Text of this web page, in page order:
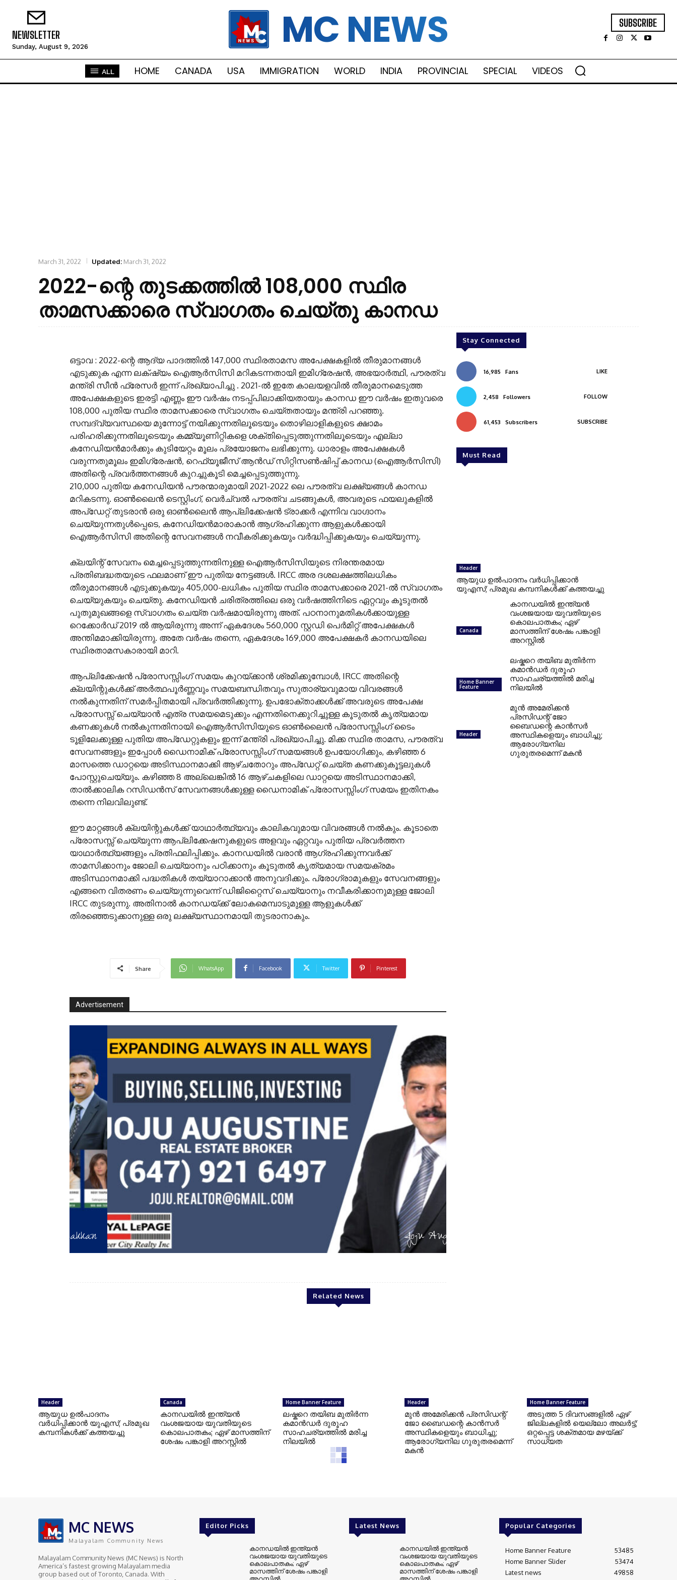
NEWSLETTER
Sunday, August 9, 2026 MC NEWS SUBSCRIBE
ALL HOME CANADA USA IMMIGRATION WORLD INDIA PROVINCIAL SPECIAL VIDEOS
March 31, 2022 Updated: March 31, 2022
2022-ന്റെ തുടക്കത്തിൽ 108,000 സ്ഥിര
താമസക്കാരെ സ്വാഗതം ചെയ്തു കാനഡ
ഒട്ടാവ : 2022-ന്റെ ആദ്യ പാദത്തിൽ 147,000 സ്ഥിരതാമസ അപേക്ഷകളിൽ തീരുമാനങ്ങൾ
എടുക്കുക എന്ന ലക്‌ഷ്യം ഐആർസിസി മറികടന്നതായി ഇമിഗ്രേഷൻ, അഭയാർത്ഥി, പൗരത്വ
മന്ത്രി സീൻ ഫ്രേസർ ഇന്ന് പ്രഖ്യാപിച്ചു . 2021-ൽ ഇതേ കാലയളവിൽ തീരുമാനമെടുത്ത
അപേക്ഷകളുടെ ഇരട്ടി എണ്ണം ഈ വർഷം നടപ്പ്പിലാക്കിയതായും കാനഡ ഈ വർഷം ഇതുവരെ
108,000 പുതിയ സ്ഥിര താമസക്കാരെ സ്വാഗതം ചെയ്തതായും മന്ത്രി പറഞ്ഞു.
സമ്പദ്‌വ്യവസ്ഥയെ മുന്നോട്ട് നയിക്കുന്നതിലൂടെയും തൊഴിലാളികളുടെ ക്ഷാമം
പരിഹരിക്കുന്നതിലൂടെയും കമ്മ്യൂണിറ്റികളെ ശക്തിപ്പെടുത്തുന്നതിലൂടെയും എല്ലാ
കനേഡിയൻമാർക്കും കുടിയേറ്റം മൂലം പ്രയോജനം ലഭിക്കുന്നു. ധാരാളം അപേക്ഷകൾ
വരുന്നതുമൂലം ഇമിഗ്രേഷൻ, റെഫ്യൂജീസ് ആൻഡ് സിറ്റിസൺഷിപ്പ് കാനഡ (ഐആർസിസി)
അതിന്റെ പ്രവർത്തനങ്ങൾ കുറച്ചുകൂടി മെച്ചപ്പെടുത്തുന്നു.
210,000 പുതിയ കനേഡിയൻ പൗരന്മാരുമായി 2021-2022 ലെ പൗരത്വ ലക്ഷ്യങ്ങൾ കാനഡ
മറികടന്നു. ഓൺലൈൻ ടെസ്റ്റിംഗ്, വെർച്വൽ പൗരത്വ ചടങ്ങുകൾ, അവരുടെ ഫയലുകളിൽ
അപ്‌ഡേറ്റ് തുടരാൻ ഒരു ഓൺലൈൻ ആപ്ലിക്കേഷൻ ട്രാക്കർ എന്നിവ വാഗ്ദാനം
ചെയ്യുന്നതുൾപ്പെടെ, കനേഡിയൻമാരാകാൻ ആഗ്രഹിക്കുന്ന ആളുകൾക്കായി
ഐആർസിസി അതിന്റെ സേവനങ്ങൾ നവീകരിക്കുകയും വർദ്ധിപ്പിക്കുകയും ചെയ്യുന്നു.
ക്ലയിന്റ് സേവനം മെച്ചപ്പെടുത്തുന്നതിനുള്ള ഐആർസിസിയുടെ നിരന്തരമായ
പ്രതിബദ്ധതയുടെ ഫലമാണ് ഈ പുതിയ നേട്ടങ്ങൾ. IRCC അര ദശലക്ഷത്തിലധികം
തീരുമാനങ്ങൾ എടുക്കുകയും 405,000-ലധികം പുതിയ സ്ഥിര താമസക്കാരെ 2021-ൽ സ്വാഗതം
ചെയ്യുകയും ചെയ്തു. കനേഡിയൻ ചരിത്രത്തിലെ ഒരു വർഷത്തിനിടെ ഏറ്റവും കൂടുതൽ
പുതുമുഖങ്ങളെ സ്വാഗതം ചെയ്ത വർഷമായിരുന്നു അത്. പഠനാനുമതികൾക്കായുള്ള
റെക്കോർഡ് 2019 ൽ ആയിരുന്നു അന്ന് ഏകദേശം 560,000 സ്റ്റഡി പെർമിറ്റ് അപേക്ഷകൾ
അന്തിമമാക്കിയിരുന്നു. അതേ വർഷം തന്നെ, ഏകദേശം 169,000 അപേക്ഷകർ കാനഡയിലെ
സ്ഥിരതാമസകാരായി മാറി.
ആപ്ലിക്കേഷൻ പ്രോസസ്സിംഗ് സമയം കുറയ്ക്കാൻ ശ്രമിക്കുമ്പോൾ, IRCC അതിന്റെ
ക്ലയിന്റുകൾക്ക് അർത്ഥപൂർണ്ണവും സമയബന്ധിതവും സുതാര്യവുമായ വിവരങ്ങൾ
നൽകുന്നതിന് സമർപ്പിതമായി പ്രവർത്തിക്കുന്നു. ഉപഭോക്താക്കൾക്ക് അവരുടെ അപേക്ഷ
പ്രോസസ്സ് ചെയ്യാൻ എത്ര സമയമെടുക്കും എന്നതിനെക്കുറിച്ചുള്ള കൂടുതൽ കൃത്യമായ
കണക്കുകൾ നൽകുന്നതിനായി ഐആർസിസിയുടെ ഓൺലൈൻ പ്രോസസ്സിംഗ് ടൈം
ടൂളിലേക്കുള്ള പുതിയ അപ്‌ഡേറ്റുകളും ഇന്ന് മന്ത്രി പ്രഖ്യാപിച്ചു. മിക്ക സ്ഥിര താമസ, പൗരത്വ
സേവനങ്ങളും ഇപ്പോൾ ഡൈനാമിക് പ്രോസസ്സിംഗ് സമയങ്ങൾ ഉപയോഗിക്കും, കഴിഞ്ഞ 6
മാസത്തെ ഡാറ്റയെ അടിസ്ഥാനമാക്കി ആഴ്‌ചതോറും അപ്‌ഡേറ്റ് ചെയ്ത കണക്കുകൂട്ടലുകൾ
പോസ്റ്റുചെയ്യും. കഴിഞ്ഞ 8 അല്ലെങ്കിൽ 16 ആഴ്‌ചകളിലെ ഡാറ്റയെ അടിസ്ഥാനമാക്കി,
താൽക്കാലിക റസിഡൻസ് സേവനങ്ങൾക്കുള്ള ഡൈനാമിക് പ്രോസസ്സിംഗ് സമയം ഇതിനകം
തന്നെ നിലവിലുണ്ട്.
ഈ മാറ്റങ്ങൾ ക്ലയിന്റുകൾക്ക് യാഥാർത്ഥ്യവും കാലികവുമായ വിവരങ്ങൾ നൽകും. കൂടാതെ
പ്രോസസ്സ് ചെയ്യുന്ന ആപ്ലിക്കേഷനുകളുടെ അളവും ഏറ്റവും പുതിയ പ്രവർത്തന
യാഥാർത്ഥ്യങ്ങളും പ്രതിഫലിപ്പിക്കും. കാനഡയിൽ വരാൻ ആഗ്രഹിക്കുന്നവർക്ക്
താമസിക്കാനും ജോലി ചെയ്യാനും പഠിക്കാനും കൂടുതൽ കൃത്യമായ സമയക്രമം
അടിസ്ഥാനമാക്കി പദ്ധതികൾ തയ്യാറാക്കാൻ അനുവദിക്കും. പ്രോഗ്രാമുകളും സേവനങ്ങളും
എങ്ങനെ വിതരണം ചെയ്യുന്നുവെന്ന് ഡിജിറ്റൈസ് ചെയ്യാനും നവീകരിക്കാനുമുള്ള ജോലി
IRCC തുടരുന്നു. അതിനാൽ കാനഡയ്ക്ക് ലോകമെമ്പാടുമുള്ള ആളുകൾക്ക്
തിരഞ്ഞെടുക്കാനുള്ള ഒരു ലക്ഷ്യസ്ഥാനമായി തുടരാനാകും.
Share WhatsApp Facebook Twitter Pinterest
Advertisement
Joju Augustine
Stay Connected
16,985 Fans LIKE
2,458 Followers FOLLOW
61,453 Subscribers SUBSCRIBE
Must Read
Header
ആയുധ ഉല്‍പാദനം വര്‍ധിപ്പിക്കാന്‍
യുഎസ്; പ്രമുഖ കമ്പനികള്‍ക്ക് കത്തയച്ചു
Canada
കാനഡയില്‍ ഇന്ത്യന്‍
വംശജയായ യുവതിയുടെ
കൊലപാതകം; ഏഴ്
മാസത്തിന് ശേഷം പങ്കാളി
അറസ്റ്റില്‍
Home Banner
Feature
ലഷ്കറെ തയിബ മുതിർന്ന
കമാൻഡർ ദുരൂഹ
സാഹചര്യത്തിൽ മരിച്ച
നിലയിൽ
Header
മുന്‍ അമേരിക്കന്‍
പ്രസിഡന്റ് ജോ
ബൈഡന്റെ കാന്‍സര്‍
അസ്ഥികളെയും ബാധിച്ചു;
ആരോഗ്യനില
ഗുരുതരമെന്ന് മകന്‍
Related News
Header
ആയുധ ഉല്‍പാദനം
വര്‍ധിപ്പിക്കാന്‍ യുഎസ്; പ്രമുഖ
കമ്പനികള്‍ക്ക് കത്തയച്ചു
Canada
കാനഡയില്‍ ഇന്ത്യന്‍
വംശജയായ യുവതിയുടെ
കൊലപാതകം; ഏഴ് മാസത്തിന്
ശേഷം പങ്കാളി അറസ്റ്റില്‍
Home Banner Feature
ലഷ്കറെ തയിബ മുതിർന്ന
കമാൻഡർ ദുരൂഹ
സാഹചര്യത്തിൽ മരിച്ച
നിലയിൽ
Header
മുന്‍ അമേരിക്കന്‍ പ്രസിഡന്റ്
ജോ ബൈഡന്റെ കാന്‍സര്‍
അസ്ഥികളെയും ബാധിച്ചു;
ആരോഗ്യനില ഗുരുതരമെന്ന്
മകന്‍
Home Banner Feature
അടുത്ത 5 ദിവസങ്ങളിൽ ഏഴ്
ജില്ലകളിൽ യെല്ലോ അലർട്ട്;
ഒറ്റപ്പെട്ട ശക്തമായ മഴയ്ക്ക്
സാധ്യത
MC NEWS
Malayalam Community News
Malayalam Community News (MC News) is North
America’s fastest growing Malayalam media
group based out of Toronto, Canada. With
Editor Picks
കാനഡയില്‍ ഇന്ത്യന്‍
വംശജയായ യുവതിയുടെ
കൊലപാതകം; ഏഴ്
മാസത്തിന് ശേഷം പങ്കാളി
Latest News
കാനഡയില്‍ ഇന്ത്യന്‍
വംശജയായ യുവതിയുടെ
കൊലപാതകം; ഏഴ്
മാസത്തിന് ശേഷം പങ്കാളി
Popular Categories
Home Banner Feature
53485
Home Banner Slider
53474
Latest news
49858